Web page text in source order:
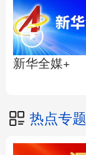
新华全媒+
热点专题